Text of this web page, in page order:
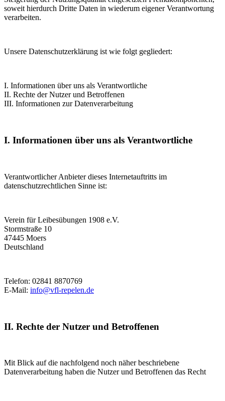
soweit hierdurch Dritte Daten in wiederum eigener Verantwortung
verarbeiten.
Unsere Datenschutzerklärung ist wie folgt gegliedert:
I. Informationen über uns als Verantwortliche
II. Rechte der Nutzer und Betroffenen
III. Informationen zur Datenverarbeitung
I. Informationen über uns als Verantwortliche
Verantwortlicher Anbieter dieses Internetauftritts im
datenschutzrechtlichen Sinne ist:
Verein für Leibesübungen 1908 e.V.
Stormstraße 10
47445 Moers
Deutschland
Telefon: 02841 8870769
E-Mail: info@vfl-repelen.de
II. Rechte der Nutzer und Betroffenen
Mit Blick auf die nachfolgend noch näher beschriebene
Datenverarbeitung haben die Nutzer und Betroffenen das Recht